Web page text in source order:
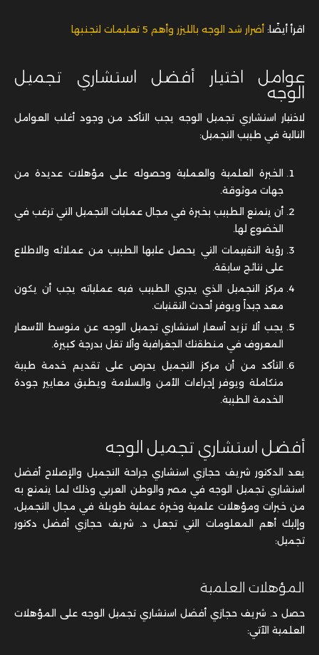
اقرأ أيضًا: أضرار شد الوجه بالليزر وأهم 5 تعليمات لتجنبها
عوامل اختيار أفضل استشاري تجميل
الوجه
لاختيار استشاري تجميل الوجه يجب التأكد من وجود أغلب العوامل
التالية في طبيب التجميل:
الخبرة العلمية والعملية وحصوله على مؤهلات عديدة من
جهات موثوقة.
أن يتمتع الطبيب بخبرة في مجال عمليات التجميل التي ترغب في
الخضوع لها.
رؤية التقييمات التي يحصل عليها الطبيب من عملائه والاطلاع
على نتائج سابقة.
مركز التجميل الذي يجري الطبيب فيه عملياته يجب أن يكون
معد جيداً ويوفر أحدث التقنيات.
يجب ألا تزيد أسعار استشاري تجميل الوجه عن متوسط الأسعار
المعروف في منطقتك الجغرافية وألا تقل بدرجة كبيرة.
التأكد من أن مركز التجميل يحرص على تقديم خدمة طبية
متكاملة ويوفر إجراءات الأمن والسلامة ويطبق معايير جودة
الخدمة الطبية.
أفضل استشاري تجميل الوجه
يعد الدكتور شريف حجازي استشاري جراحة التجميل والإصلاح أفضل
استشاري تجميل الوجه في مصر والوطن العربي وذلك لما يتمتع به
من خبرات ومؤهلات علمية وخبرة عملية طويلة في مجال التجميل،
وإليك أهم المعلومات التي تجعل د. شريف حجازي أفضل دكتور
تجميل:
المؤهلات العلمية
حصل د. شريف حجازي أفضل استشاري تجميل الوجه على المؤهلات
العلمية الآتي: